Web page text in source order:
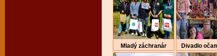
Mladý záchranár Divadlo